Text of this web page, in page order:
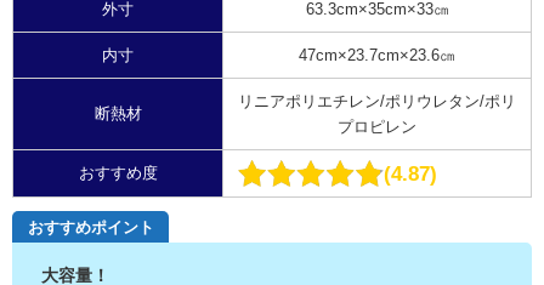
外寸 63.3cm×35cm×33㎝
内寸 47cm×23.7cm×23.6㎝
断熱材
リニアポリエチレン/ポリウレタン/ポリ
プロピレン
おすすめ度 4.87
おすすめポイント
大容量！